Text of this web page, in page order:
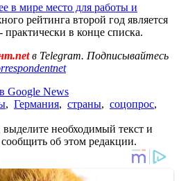
в мире место для работы и
рейтинга второй год является
в конце списка.
в Telegram. Подписывайтесь
Google News
, Германия, страны, соцопрос,
необходимый текст и
об этом редакции.